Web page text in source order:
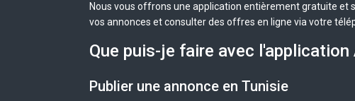
Nous vous offrons une application entièrement gratuite et
vos annonces et consulter des offres en ligne via votre
Que puis-je faire avec l'application
Publier une annonce en Tunisie